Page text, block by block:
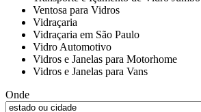
Ventosa para Vidros
Vidraçaria
Vidraçaria em São Paulo
Vidro Automotivo
Vidros e Janelas para Motorhome
Vidros e Janelas para Vans
Onde